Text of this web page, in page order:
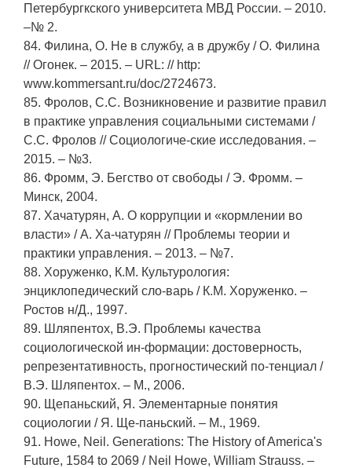
Петербургкского университета МВД России. – 2010.
–№ 2.
84. Филина, О. Не в службу, а в дружбу / О. Филина
// Огонек. – 2015. – URL: // http:
www.kommersant.ru/doc/2724673.
85. Фролов, С.С. Возникновение и развитие правил
в практике управления социальными системами /
С.С. Фролов // Социологиче-ские исследования. –
2015. – №3.
86. Фромм, Э. Бегство от свободы / Э. Фромм. –
Минск, 2004.
87. Хачатурян, А. О коррупции и «кормлении во
власти» / А. Ха-чатурян // Проблемы теории и
практики управления. – 2013. – №7.
88. Хоруженко, К.М. Культурология:
энциклопедический сло-варь / К.М. Хоруженко. –
Ростов н/Д., 1997.
89. Шляпентох, В.Э. Проблемы качества
социологической ин-формации: достоверность,
репрезентативность, прогностический по-тенциал /
В.Э. Шляпентох. – М., 2006.
90. Щепаньский, Я. Элементарные понятия
социологии / Я. Ще-паньский. – М., 1969.
91. Howe, Neil. Generations: The History of America's
Future, 1584 to 2069 / Neil Howe, William Strauss. –